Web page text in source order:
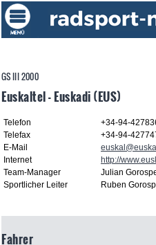
GS III 2000
Euskaltel - Euskadi (EUS)
Telefon
+34-94-
Telefax
+34-94-
E-Mail
Internet
http://
Team-Manager
Julian
Sportlicher Leiter
Ruben
Fahrer